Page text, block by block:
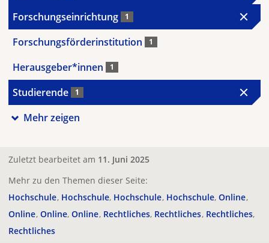
Forschungseinrichtung 1
Forschungsförderinstitution 1
Herausgeber*innen 1
Studierende 1
Mehr zeigen
Zuletzt bearbeitet am 11. Juni 2025
Mehr zu den Themen dieser Seite:
Hochschule Hochschule Hochschule Hochschule Online
Online Online Online Rechtliches Rechtliches Rechtliches
Rechtliches